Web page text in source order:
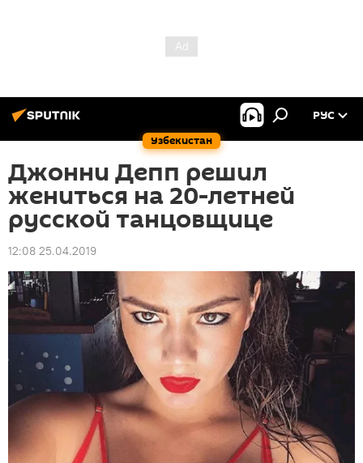
Узбекистан
РУС
Джонни Депп решил
жениться на 20-летней
русской танцовщице
12:08 25.04.2019